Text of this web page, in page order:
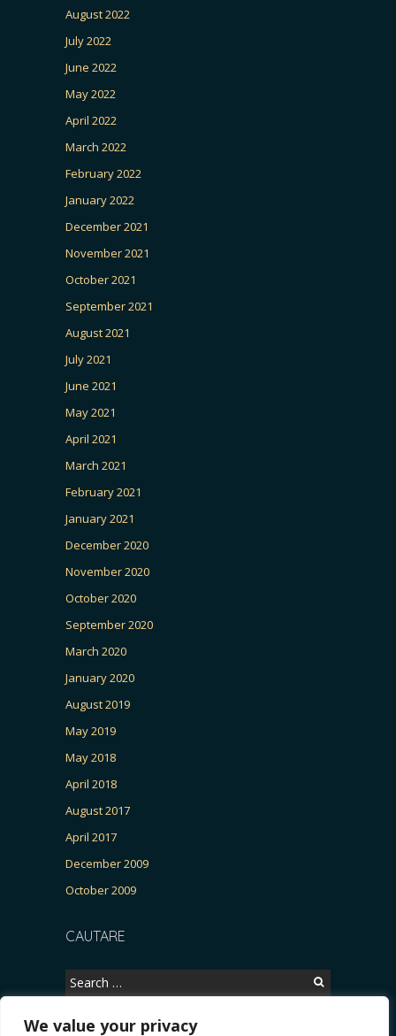
We value your privacy
August 2022
July 2022
June 2022
May 2022
April 2022
March 2022
February 2022
January 2022
December 2021
November 2021
October 2021
September 2021
August 2021
July 2021
June 2021
May 2021
April 2021
March 2021
February 2021
January 2021
December 2020
November 2020
October 2020
September 2020
March 2020
January 2020
August 2019
May 2019
May 2018
April 2018
August 2017
April 2017
December 2009
October 2009
CAUTARE
Search
for: